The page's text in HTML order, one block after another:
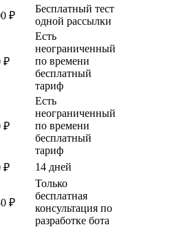
₽
Бесплатный тест
одной рассылки
₽
Есть
неограниченный
по времени
бесплатный
тариф
₽
Есть
неограниченный
по времени
бесплатный
тариф
₽ 14 дней
₽
Только
бесплатная
консультация по
разработке бота